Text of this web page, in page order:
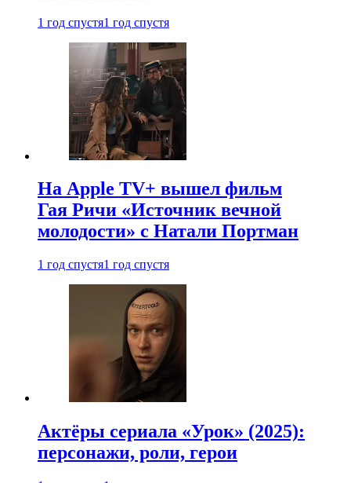
1 год спустя1 год спустя
На Apple TV+ вышел фильм
Гая Ричи «Источник вечной
молодости» с Натали Портман
1 год спустя1 год спустя
Актёры сериала «Урок» (2025):
персонажи, роли, герои